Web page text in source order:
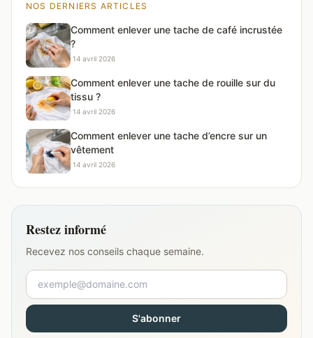
NOS DERNIERS ARTICLES
Comment enlever une tache de café incrustée
?
·14 avril 2026
Comment enlever une tache de rouille sur du
tissu ?
·14 avril 2026
Comment enlever une tache d’encre sur un
vêtement
·14 avril 2026
Restez informé
Recevez nos conseils chaque semaine.
S'abonner